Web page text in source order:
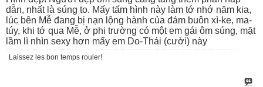
dẫn, nhất là súng to. Mấy tấm hình này làm tớ nhớ năm kia,
lúc bên Mễ đang bị nạn lộng hành của đám buôn xì-ke, ma-
túy, khi tớ qua Mễ, ở phi trường có một em gái ôm súng, mặt
lầm lì nhìn sexy hơn mấy em Do-Thái (cười) này
Laissez les bon temps rouler!